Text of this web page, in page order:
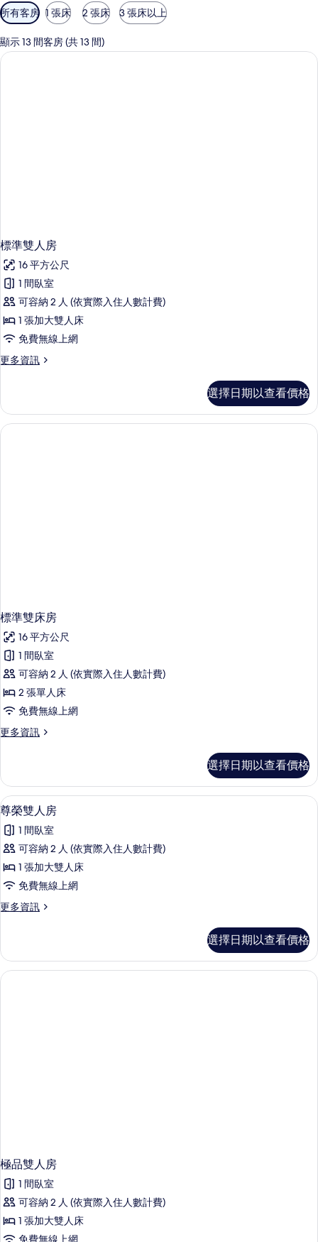
可
用
的
客
所有客房 1 張床 2 張床 3 張床以上
顯示 13 間客房 (共 13 間)
標準雙人房
16 平方公尺
1 間臥室
可容納 2 人 (依實際入住人數計費)
1 張加大雙人床
免費無線上網
更多資訊
更
雙
人
房
選擇日期以查看價格
標準雙床房
16 平方公尺
1 間臥室
可容納 2 人 (依實際入住人數計費)
2 張單人床
免費無線上網
更多資訊
更
雙
床
房
的
詳
情
選擇日期以查看價格
顯
示
尊
榮
雙
房
所
有
客房內保險箱、書桌、筆電工作空間
1
尊榮雙人房
1 間臥室
可容納 2 人 (依實際入住人數計費)
1 張加大雙人床
免費無線上網
更多資訊
更
雙
人
房
選擇日期以查看價格
極品雙人房
1 間臥室
可容納 2 人 (依實際入住人數計費)
1 張加大雙人床
免費無線上網